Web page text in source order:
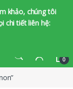
khảo, chúng tôi
chi tiết liên hệ:
0